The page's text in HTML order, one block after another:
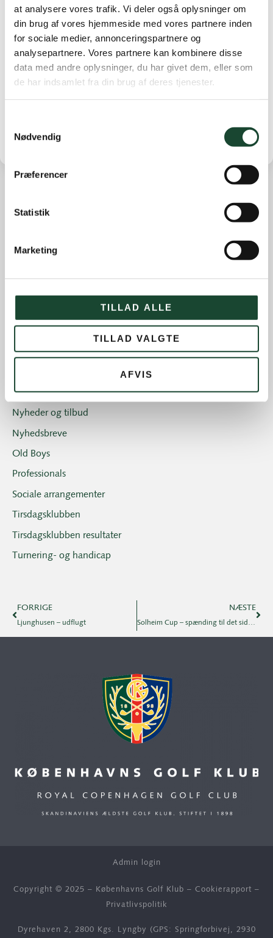
at analysere vores trafik. Vi deler også oplysninger om
din brug af vores hjemmeside med vores partnere inden
for sociale medier, annonceringspartnere og
analysepartnere. Vores partnere kan kombinere disse
data med andre oplysninger, du har givet dem, eller som
de har indsamlet fra din brug af deres tjenester.
Nødvendig
Præferencer
Statistik
Marketing
TILLAD ALLE
TILLAD VALGTE
AFVIS
Vinderne af afslutningsmatch
Andre nyheder
Banestatus
Juniorerne
Klubblad + Årsblad
Nyheder og tilbud
Nyhedsbreve
Old Boys
Professionals
Sociale arrangementer
Tirsdagsklubben
Tirsdagsklubben resultater
Turnering- og handicap
FORRIGE
Ljunghusen – udflugt
NÆSTE
Solheim Cup – spænding til det sidste
Admin login
Copyright © 2025 – Københavns Golf Klub – Cookierapport –
Privatlivspolitik
Dyrehaven 2, 2800 Kgs. Lyngby (GPS: Springforbivej, 2930